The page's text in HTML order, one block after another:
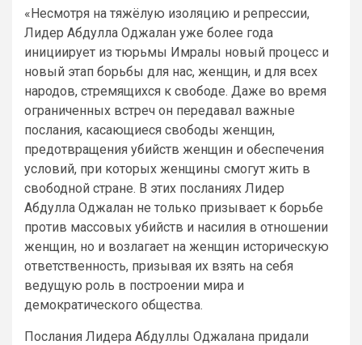
«Несмотря на тяжёлую изоляцию и репрессии,
Лидер Абдулла Оджалан уже более года
инициирует из тюрьмы Имралы новый процесс и
новый этап борьбы для нас, женщин, и для всех
народов, стремящихся к свободе. Даже во время
ограниченных встреч он передавал важные
послания, касающиеся свободы женщин,
предотвращения убийств женщин и обеспечения
условий, при которых женщины смогут жить в
свободной стране. В этих посланиях Лидер
Абдулла Оджалан не только призывает к борьбе
против массовых убийств и насилия в отношении
женщин, но и возлагает на женщин историческую
ответственность, призывая их взять на себя
ведущую роль в построении мира и
демократического общества.
Послания Лидера Абдуллы Оджалана придали